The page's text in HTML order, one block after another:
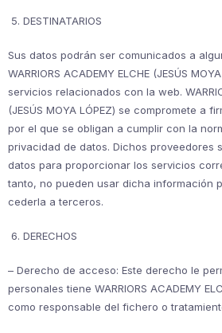
5. DESTINATARIOS
Sus datos podrán ser comunicados a
WARRIORS ACADEMY ELCHE (JESÚS
servicios relacionados con la web.
(JESÚS MOYA LÓPEZ) se compromete a
por el que se obligan a cumplir con la
privacidad de datos. Dichos proveedores
datos para proporcionar los servicios
tanto, no pueden usar dicha información
cederla a terceros.
6. DERECHOS
– Derecho de acceso: Este derecho le
personales tiene WARRIORS ACADEMY
como responsable del fichero o